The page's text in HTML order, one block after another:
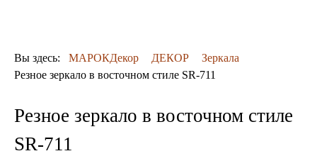
Люстры марокканские
Люстры из мозаики
Вы здесь: МАРОКДекор ДЕКОР
Зеркала
Резное зеркало в восточном стиле SR-711
Резное зеркало в восточном стиле
SR-711